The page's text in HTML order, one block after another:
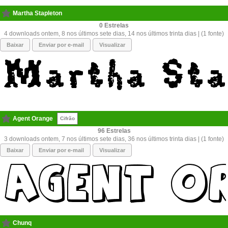
Martha Stapleton
0
4 downloads ontem, 8 nos últimos sete dias, 14 nos últimos trinta dias | (1 fonte)
Baixar Enviar por e-mail Visualizar
Agent Orange Cifrão
96
3 downloads ontem, 7 nos últimos sete dias, 36 nos últimos trinta dias | (1 fonte)
Baixar Enviar por e-mail Visualizar
Chunq